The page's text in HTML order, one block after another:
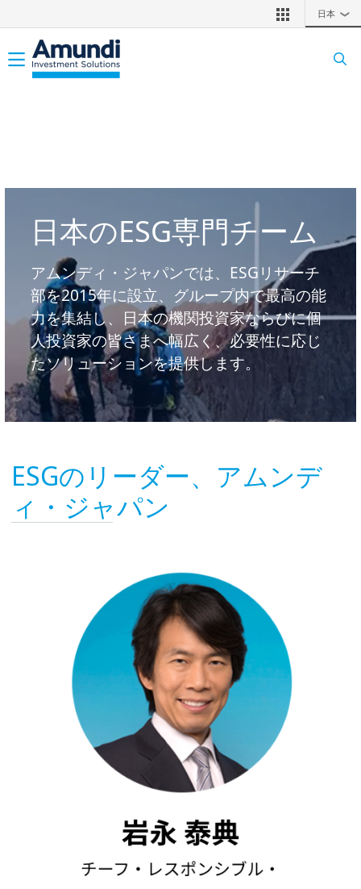
日本 ❯
Toggle navigation
日本のESG専門チーム
アムンディ・ジャパンでは、ESGリサーチ
部を2015年に設立、グループ内で最高の能
力を集結し、日本の機関投資家ならびに個
人投資家の皆さまへ幅広く、必要性に応じ
たソリューションを提供します。
ESGのリーダー、アムンデ
ィ・ジャパン